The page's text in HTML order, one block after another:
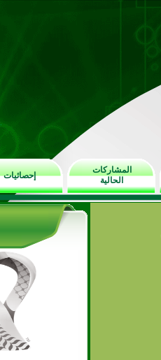
المشاركات
الحالية
إحصائيات